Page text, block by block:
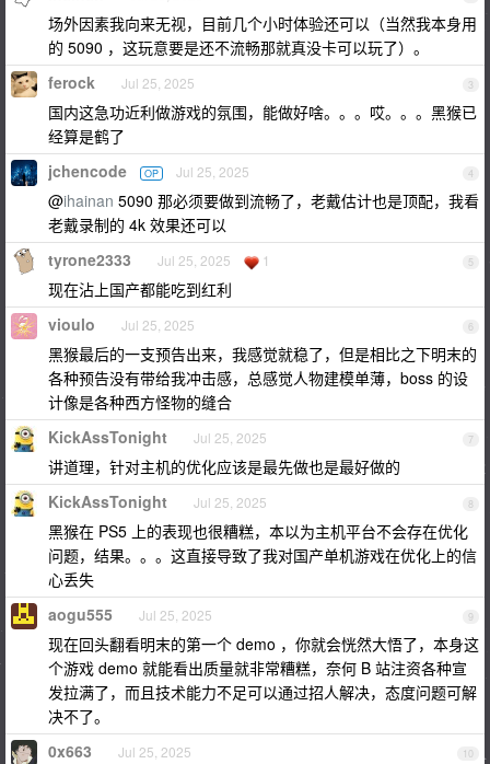
场外因素我向来无视，目前几个小时体验还可以（当然我本身用
的 5090 ，这玩意要是还不流畅那就真没卡可以玩了）。
3
ferock Jul 25, 2025
国内这急功近利做游戏的氛围，能做好啥。。。哎。。。黑猴已
经算是鹤了
4
jchencode OP Jul 25, 2025
@ihainan 5090 那必须要做到流畅了，老戴估计也是顶配，我看
老戴录制的 4k 效果还可以
5
tyrone2333 Jul 25, 2025 1
现在沾上国产都能吃到红利
6
vioulo Jul 25, 2025
黑猴最后的一支预告出来，我感觉就稳了，但是相比之下明末的
各种预告没有带给我冲击感，总感觉人物建模单薄，boss 的设
计像是各种西方怪物的缝合
7
KickAssTonight Jul 25, 2025
讲道理，针对主机的优化应该是最先做也是最好做的
8
KickAssTonight Jul 25, 2025
黑猴在 PS5 上的表现也很糟糕，本以为主机平台不会存在优化
问题，结果。。。这直接导致了我对国产单机游戏在优化上的信
心丢失
9
aogu555 Jul 25, 2025
现在回头翻看明末的第一个 demo ，你就会恍然大悟了，本身这
个游戏 demo 就能看出质量就非常糟糕，奈何 B 站注资各种宣
发拉满了，而且技术能力不足可以通过招人解决，态度问题可解
决不了。
10
0x663 Jul 25, 2025